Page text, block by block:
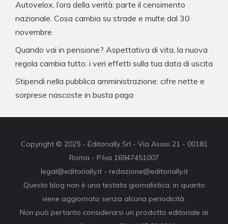
Autovelox, l’ora della verità: parte il censimento
nazionale. Cosa cambia su strade e multe dal 30
novembre
Quando vai in pensione? Aspettativa di vita, la nuova
regola cambia tutto: i veri effetti sulla tua data di uscita
Stipendi nella pubblica amministrazione: cifre nette e
sorprese nascoste in busta paga
Copyright © 2025 - Editorially Srl - Via Assisi 21 - 00181
Roma - P.Iva 16947451007
legal@editorially.it - redazione@editorially.it
Questo blog non è una testata giornalistica, in quanto
viene aggiornato senza alcuna periodicità.
Non può pertanto considerarsi un prodotto editoriale ai